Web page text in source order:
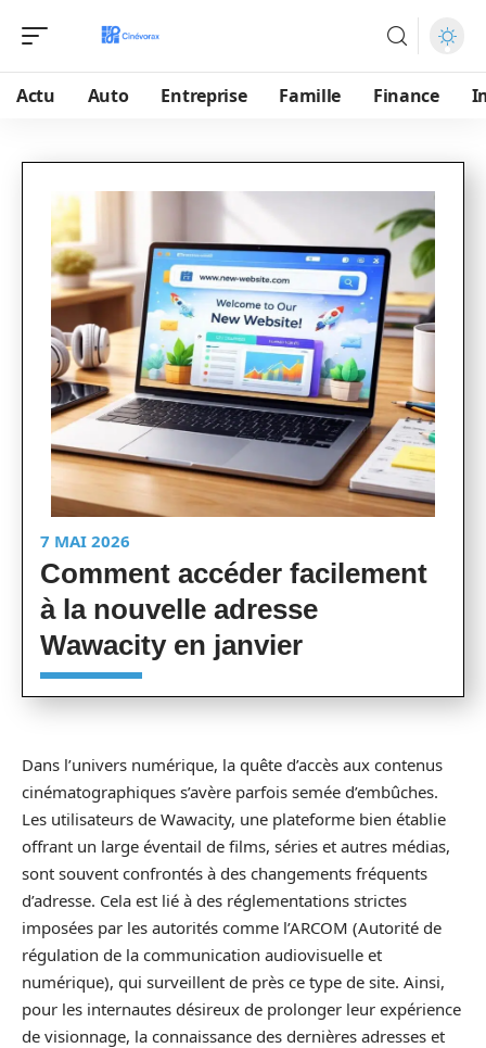
Actu Auto Entreprise Famille Finance
7 MAI 2026
Comment accéder facilement
à la nouvelle adresse
Wawacity en janvier
Dans l’univers numérique, la quête d’accès aux contenus
cinématographiques s’avère parfois semée d’embûches.
Les utilisateurs de Wawacity, une plateforme bien établie
offrant un large éventail de films, séries et autres médias,
sont souvent confrontés à des changements fréquents
d’adresse. Cela est lié à des réglementations strictes
imposées par les autorités comme l’ARCOM (Autorité de
régulation de la communication audiovisuelle et
numérique), qui surveillent de près ce type de site. Ainsi,
pour les internautes désireux de prolonger leur expérience
de visionnage, la connaissance des dernières adresses et